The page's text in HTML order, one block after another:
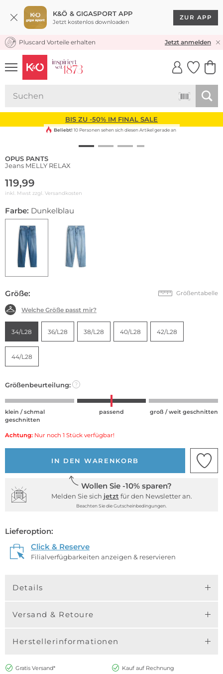
K&Ö & GIGASPORT APP
Jetzt kostenlos downloaden
ZUR APP
KOSTENLOSER VERSAND* & RÜCKVERSAND
Pluscard Vorteile erhalten Jetzt anmelden
UNSERE APP
CLICK &
BIS ZU -50% IM FINAL SALE
Beliebt! 10 Personen sehen sich diesen Artikel gerade an
OPUS PANTS
Jeans MELLY RELAX
119,99
inkl. Mwst zzgl. Versandkosten
Farbe: Dunkelblau
Größe: Größentabelle
Welche Größe passt mir?
34/L28 36/L28 38/L28 40/L28 42/L28
44/L28
Größenbeurteilung: ?
klein / schmal
geschnitten
passend groß / weit geschnitten
Achtung: Nur noch 1 Stück verfügbar!
IN DEN WARENKORB
Wollen Sie -10% sparen?
Melden Sie sich jetzt für den Newsletter an.
Beachten Sie die Gutscheinbedingungen.
Lieferoption:
Click & Reserve
Filialverfügbarkeiten anzeigen & reservieren
Details
Versand & Retoure
Herstellerinformationen
Gratis Versand*
Kauf auf Rechnung